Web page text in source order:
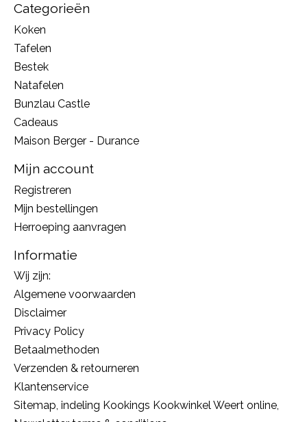
Categorieën
Koken
Tafelen
Bestek
Natafelen
Bunzlau Castle
Cadeaus
Maison Berger - Durance
Mijn account
Registreren
Mijn bestellingen
Herroeping aanvragen
Informatie
Wij zijn:
Algemene voorwaarden
Disclaimer
Privacy Policy
Betaalmethoden
Verzenden & retourneren
Klantenservice
Sitemap, indeling Kookings Kookwinkel Weert online,